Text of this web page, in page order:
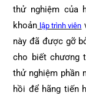
thử nghiệm của
khoản lập trình viên
này đã được gỡ
cho biết chương
thử nghiệm phần
hồi để hãng tiến